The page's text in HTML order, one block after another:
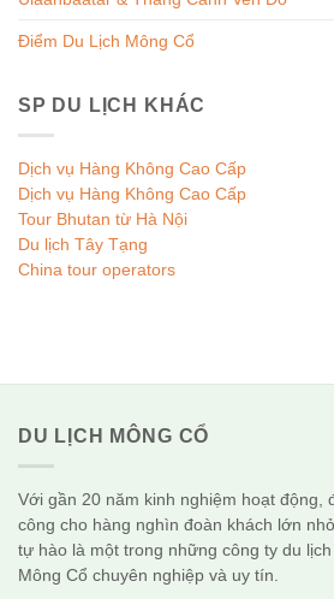
Điểm Du Lịch Mông Cổ
SP DU LỊCH KHÁC
Dịch vụ Hàng Không Cao Cấp
Dịch vụ Hàng Không Cao Cấp
Tour Bhutan từ Hà Nội
Du lịch Tây Tạng
China tour operators
DU LỊCH MÔNG CỔ
Với gần 20 năm kinh nghiệm hoạt động,
công cho hàng nghìn đoàn khách lớn
tự hào là một trong những công ty du
Mông Cổ chuyên nghiệp và uy tín.